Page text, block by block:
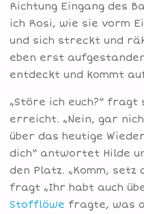
Richtung Eingang des
ich Rosi, wie sie vorm
und sich streckt und
eben erst
entdeckt und kommt
„Störe ich euch?“ fragt
erreicht. „Nein, gar
über das heutige
dich“ antwortet Hilde
den Platz. „Komm, setz
fragt „Ihr habt auch
Stofflöwe fragte, was